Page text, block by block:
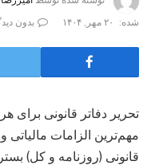
شده:
۲۰ مهر, ۱۴۰۴ بدون
تحریر دفاتر قانونی
مهم‌ترین الزامات
قانونی (روزنامه و کل)